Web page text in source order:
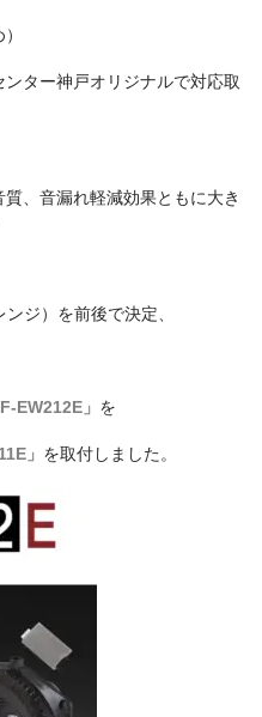
ター神戸オリジナルで対応取
、音漏れ軽減効果ともに大き
ジ）を前後で決定、
EW212E」 を
」 を取付しました。